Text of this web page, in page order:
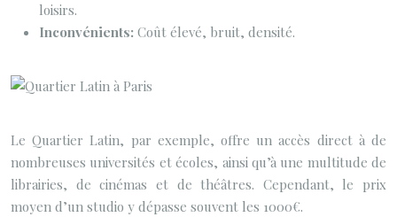
loisirs.
Inconvénients: Coût élevé, bruit, densité.
Le Quartier Latin, par exemple, offre un accès direct à de
nombreuses universités et écoles, ainsi qu’à une multitude de
librairies, de cinémas et de théâtres. Cependant, le prix
moyen d’un studio y dépasse souvent les 1000€.